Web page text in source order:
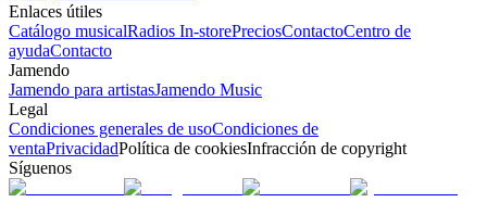
Enlaces útiles
Catálogo musicalRadios In-storePreciosContactoCentro de
ayudaContacto
Jamendo
Jamendo para artistasJamendo Music
Legal
Condiciones generales de usoCondiciones de
ventaPrivacidadPolítica de cookiesInfracción de copyright
Síguenos